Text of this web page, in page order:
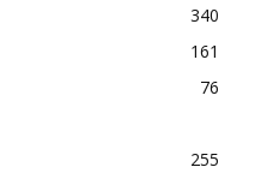
340
161
76
255